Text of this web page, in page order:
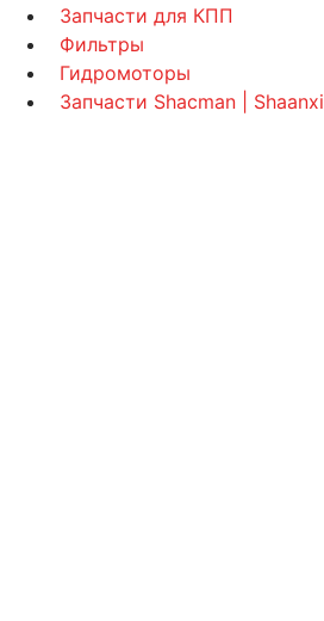
Запчасти для КПП
Фильтры
Гидромоторы
Запчасти Shacman | Shaanxi